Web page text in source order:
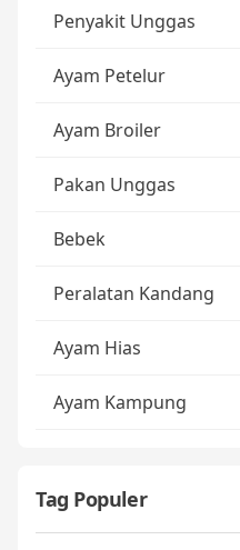
Penyakit Unggas
Ayam Petelur
Ayam Broiler
Pakan Unggas
Bebek
Peralatan Kandang
Ayam Hias
Ayam Kampung
Tag Populer